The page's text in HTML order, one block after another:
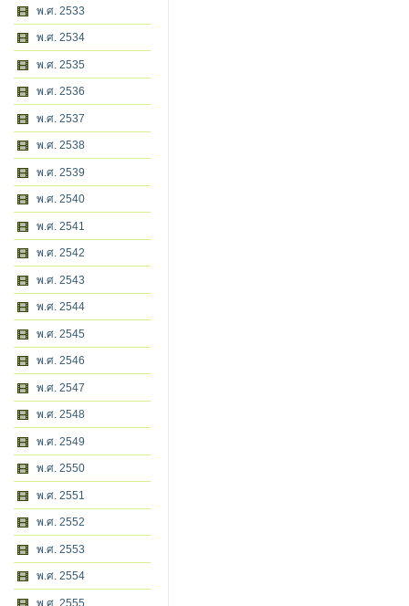
พ.ศ. 2533
พ.ศ. 2534
พ.ศ. 2535
พ.ศ. 2536
พ.ศ. 2537
พ.ศ. 2538
พ.ศ. 2539
พ.ศ. 2540
พ.ศ. 2541
พ.ศ. 2542
พ.ศ. 2543
พ.ศ. 2544
พ.ศ. 2545
พ.ศ. 2546
พ.ศ. 2547
พ.ศ. 2548
พ.ศ. 2549
พ.ศ. 2550
พ.ศ. 2551
พ.ศ. 2552
พ.ศ. 2553
พ.ศ. 2554
พ.ศ. 2555